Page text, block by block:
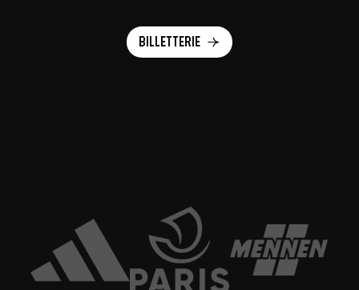
Billetterie